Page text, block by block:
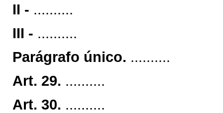
II - ..........
III - ..........
Parágrafo único. ..........
Art. 29. ..........
Art. 30. ..........